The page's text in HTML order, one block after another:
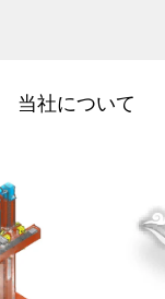
当社について